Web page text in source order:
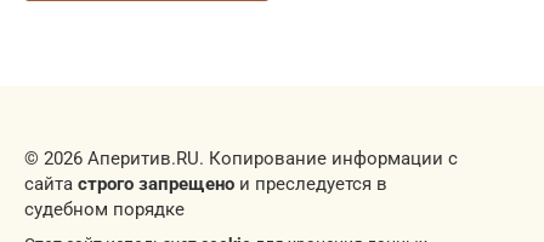
© 2026 Аперитив.RU. Копирование информации с
сайта строго запрещено и преследуется в
судебном порядке